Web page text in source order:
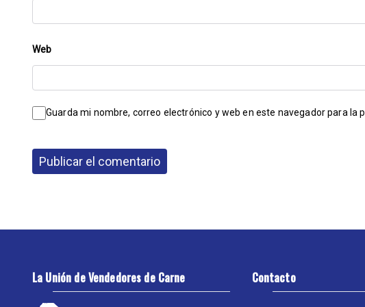
Web
Guarda mi nombre, correo electrónico y web en este navegador para la
La Unión de Vendedores de Carne Contacto